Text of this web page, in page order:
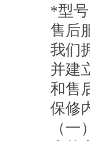
*型号
售后
我们
并建
和售
保修
（